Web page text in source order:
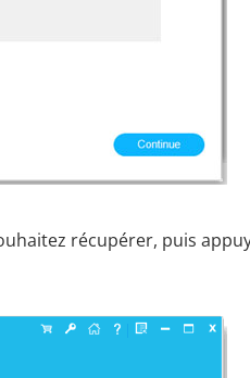
récupérer, puis